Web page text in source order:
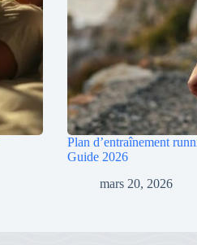
Plan d’entraînement
Guide 2026
mars 20, 2026